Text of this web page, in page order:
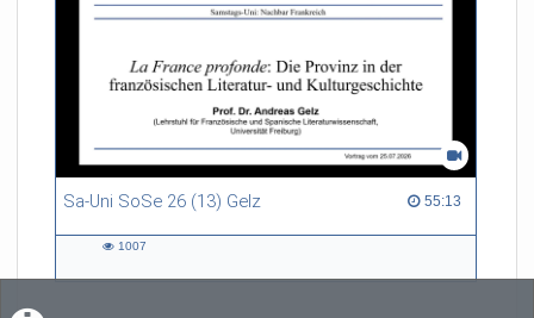
Sa-Uni SoSe 26 (13) Gelz 55:13
55:13 duration
1007